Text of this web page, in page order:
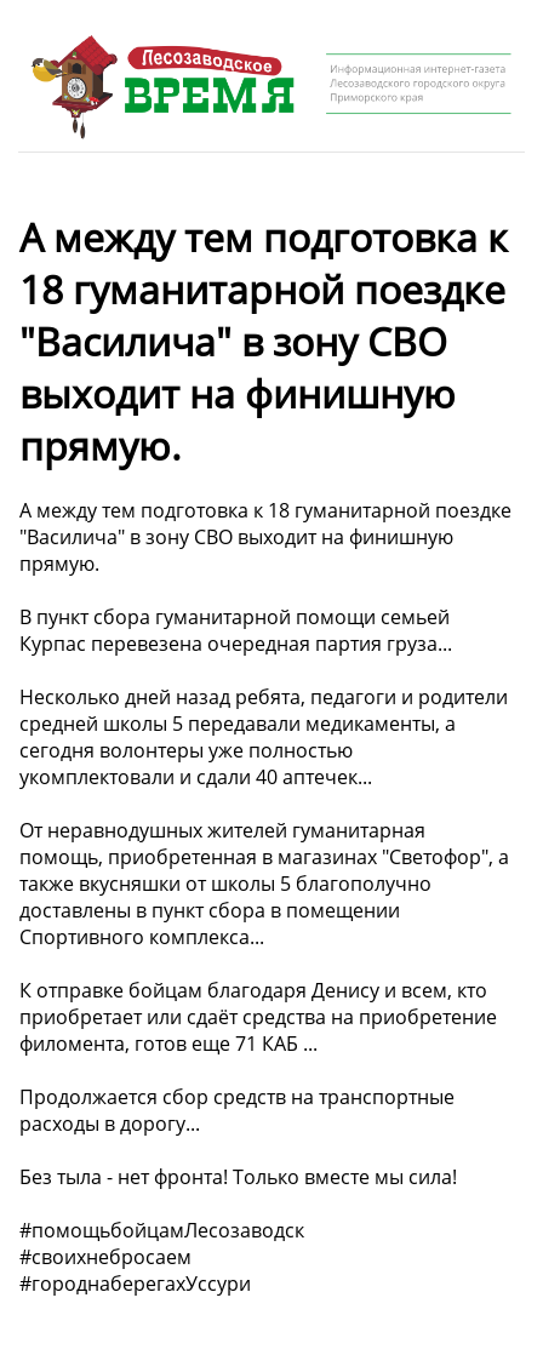
А между тем подготовка к
18 гуманитарной поездке
"Василича" в зону СВО
выходит на финишную
прямую.
А между тем подготовка к 18 гуманитарной поездке
"Василича" в зону СВО выходит на финишную
прямую.
В пункт сбора гуманитарной помощи семьей
Курпас перевезена очередная партия груза...
Несколько дней назад ребята, педагоги и родители
средней школы 5 передавали медикаменты, а
сегодня волонтеры уже полностью
укомплектовали и сдали 40 аптечек...
От неравнодушных жителей гуманитарная
помощь, приобретенная в магазинах "Светофор", а
также вкусняшки от школы 5 благополучно
доставлены в пункт сбора в помещении
Спортивного комплекса...
К отправке бойцам благодаря Денису и всем, кто
приобретает или сдаёт средства на приобретение
филомента, готов еще 71 КАБ ...
Продолжается сбор средств на транспортные
расходы в дорогу...
Без тыла - нет фронта! Только вместе мы сила!
#помощьбойцамЛесозаводск
#своихнебросаем
#городнаберегахУссури